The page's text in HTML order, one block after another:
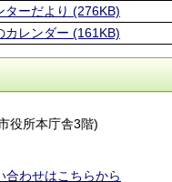
ターだより (276KB)
カレンダー (161KB)
役所本庁舎3階)
合わせはこちらから